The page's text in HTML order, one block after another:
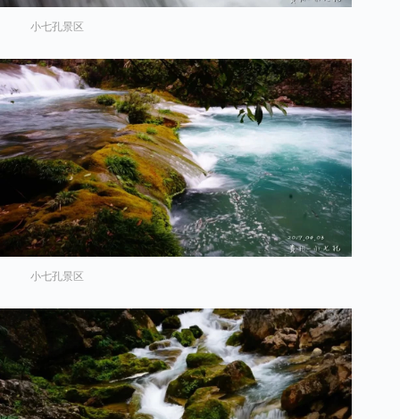
小七孔景区
小七孔景区